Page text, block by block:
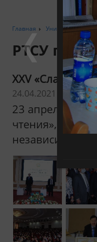
Главная Университет
РТСУ
XXV
24.04.2021
23 апреля 2021
чтения»,
независимости